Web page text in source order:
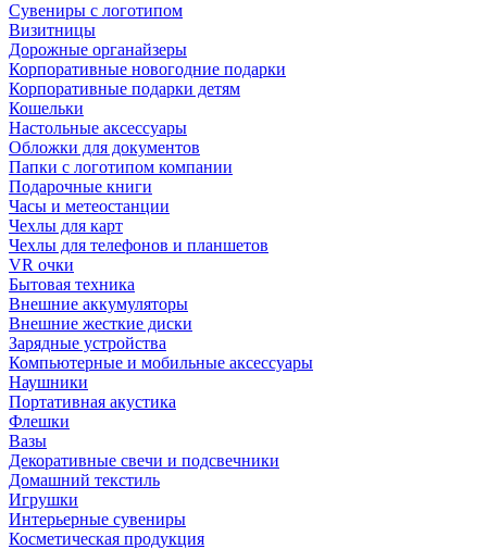
Сувениры с логотипом
Визитницы
Дорожные органайзеры
Корпоративные новогодние подарки
Корпоративные подарки детям
Кошельки
Настольные аксессуары
Обложки для документов
Папки с логотипом компании
Подарочные книги
Часы и метеостанции
Чехлы для карт
Чехлы для телефонов и планшетов
VR очки
Бытовая техника
Внешние аккумуляторы
Внешние жесткие диски
Зарядные устройства
Компьютерные и мобильные аксессуары
Наушники
Портативная акустика
Флешки
Вазы
Декоративные свечи и подсвечники
Домашний текстиль
Игрушки
Интерьерные сувениры
Косметическая продукция